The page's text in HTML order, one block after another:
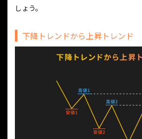
しょう。
下降トレンドから上昇トレンド